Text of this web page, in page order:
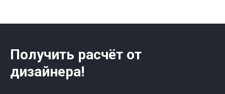
Получить расчёт от
дизайнера!